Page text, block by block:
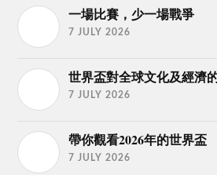
一場比賽，少一場戰爭
7 JULY 2026
世界盃對全球文化及經濟
7 JULY 2026
帶你觀看2026年的世界盃
7 JULY 2026